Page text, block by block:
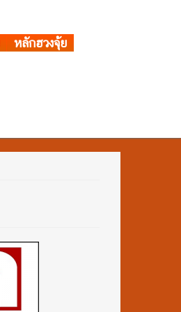
หลักฮวงจุ้ย